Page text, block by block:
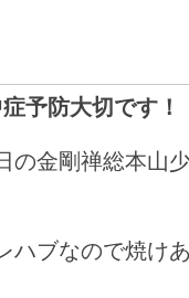
予防大切です！
の金剛禅総本山
ハブなので焼け